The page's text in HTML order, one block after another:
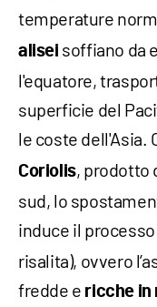
temperature
alisei soffiano da
l'equatore,
superficie del
le coste dell'Asia.
Coriolis, prodotto
sud, lo
induce il
risalita), ovvero
fredde e ricche in